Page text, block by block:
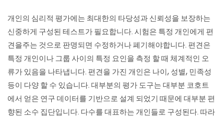
개인의 심리적 평가에는 최대한의 타당성과 신뢰성을 보장하는
신중하게 구성된 테스트가 필요합니다. 시험은 특정 개인에게 편
견을주는 것으로 판명되면 수정하거나 폐기해야합니다. 편견은
특정 개인이나 그룹 사이의 특정 요인을 측정 할 때 체계적인 오
류가 있음을 나타냅니다. 편견을 가진 개인은 나이, 성별, 민족성
등이 다양 할 수 있습니다. 대부분의 평가 도구는 대부분 코호트
에서 얻은 연구 데이터를 기반으로 설계 되었기 때문에 대부분 편
향된 소수 집단입니다. 다수를 대표하는 개인들로 구성된다. 따라